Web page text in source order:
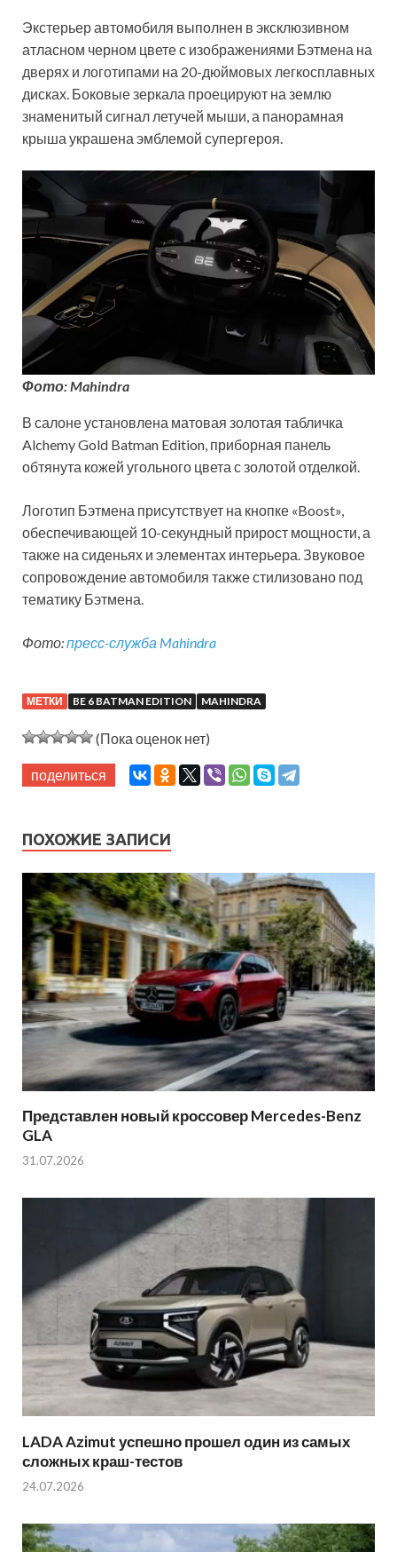
Экстерьер автомобиля выполнен в эксклюзивном
атласном черном цвете с изображениями Бэтмена на
дверях и логотипами на 20-дюймовых легкосплавных
дисках. Боковые зеркала проецируют на землю
знаменитый сигнал летучей мыши, а панорамная
крыша украшена эмблемой супергероя.
Фото: Mahindra
В салоне установлена матовая золотая табличка
Alchemy Gold Batman Edition, приборная панель
обтянута кожей угольного цвета с золотой отделкой.
Логотип Бэтмена присутствует на кнопке «Boost»,
обеспечивающей 10-секундный прирост мощности, а
также на сиденьях и элементах интерьера. Звуковое
сопровождение автомобиля также стилизовано под
тематику Бэтмена.
Фото:пресс-служба Mahindra
МЕТКИ BE 6 BATMAN EDITION MAHINDRA
(Пока оценок нет)
поделиться
ПОХОЖИЕ ЗАПИСИ
Представлен новый кроссовер Mercedes-Benz
GLA
31.07.2026
LADA Azimut успешно прошел один из самых
сложных краш-тестов
24.07.2026